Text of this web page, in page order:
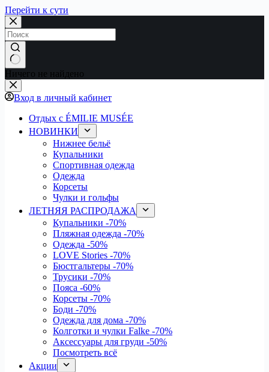
Перейти к сути
Ничего не найдено
Вход в личный кабинет
Отдых с ÉMILIE MUSÉE
НОВИНКИ
Нижнее бельё
Купальники
Спортивная одежда
Одежда
Корсеты
Чулки и гольфы
ЛЕТНЯЯ РАСПРОДАЖА
Купальники -70%
Пляжная одежда -70%
Одежда -50%
LOVE Stories -70%
Бюстгальтеры -70%
Трусики -70%
Пояса -60%
Корсеты -70%
Боди -70%
Одежда для дома -70%
Колготки и чулки Falke -70%
Аксессуары для груди -50%
Посмотреть всё
Акции